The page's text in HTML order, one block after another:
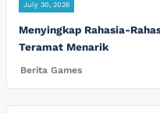
July 30, 2026
Menyingkap Rahasia-
Teramat Menarik
Berita Games